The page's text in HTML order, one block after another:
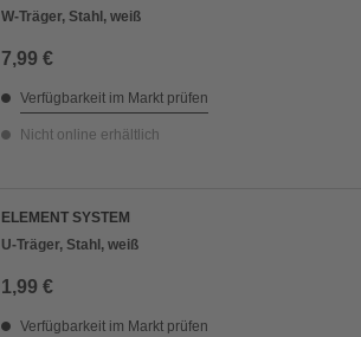
W-Träger, Stahl, weiß
7,99 €
Verfügbarkeit im Markt prüfen
Nicht online erhältlich
ELEMENT SYSTEM
U-Träger, Stahl, weiß
1,99 €
Verfügbarkeit im Markt prüfen